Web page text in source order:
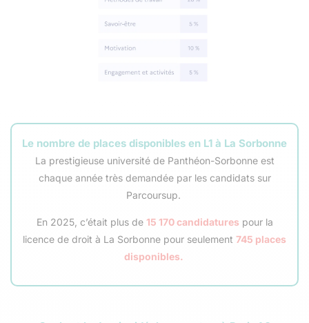
Le nombre de places disponibles en L1 à La Sorbonne
La prestigieuse université de Panthéon-Sorbonne est
chaque année très demandée par les candidats sur
Parcoursup.
En 2025, c’était plus de 15 170 candidatures pour la
licence de droit à La Sorbonne pour seulement 745 places
disponibles.